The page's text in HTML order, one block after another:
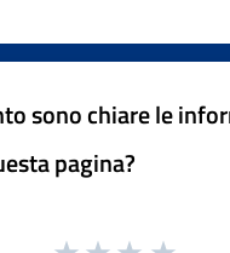
sono chiare le
pagina?